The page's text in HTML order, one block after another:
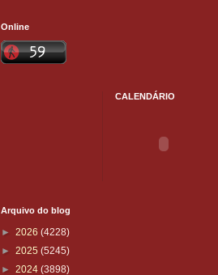
Online
CALENDÁRIO
Arquivo do blog
► 2026 (4228)
► 2025 (5245)
► 2024 (3898)